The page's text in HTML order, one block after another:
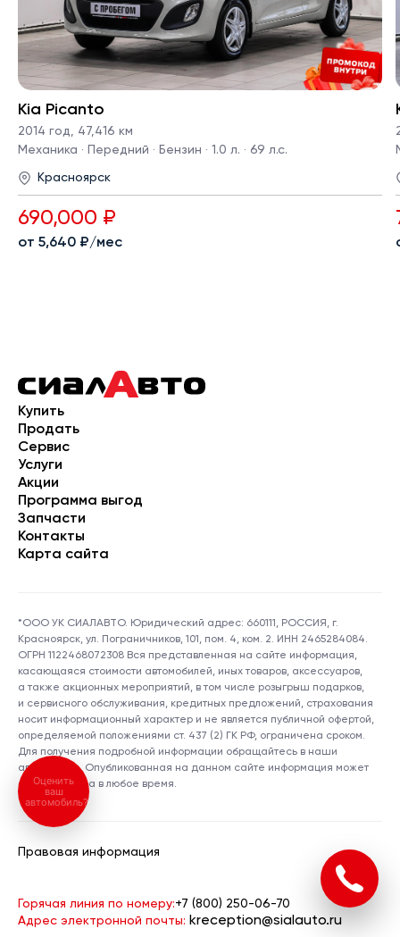
Kia Picanto
2014 год, 47,416 км
Механика · Передний · Бензин · 1.0 л. · 69 л.с.
Красноярск
690,000 ₽
от 5,640 ₽/мес
Купить
Продать
Сервис
Услуги
Акции
Программа выгод
Запчасти
Контакты
Карта сайта
*ООО УК СИАЛАВТО. Юридический адрес: 660111, РОССИЯ, г.
Красноярск, ул. Пограничников, 101, пом. 4, ком. 2. ИНН 2465284084.
ОГРН 1122468072308 Вся представленная на сайте информация,
касающаяся стоимости автомобилей, иных товаров, аксессуаров,
а также акционных мероприятий, в том числе розыгрыш подарков,
и сервисного обслуживания, кредитных предложений, страхования
носит информационный характер и не является публичной офертой,
определяемой положениями ст. 437 (2) ГК РФ, ограничена сроком.
Для получения подробной информации обращайтесь в наши
автосалоны. Опубликованная на данном сайте информация может
быть изменена в любое время.
Правовая информация
Горячая линия по номеру:+7 (800) 250-06-70
Адрес электронной почты: kreception@sialauto.ru
Оценить
ваш
автомобиль?